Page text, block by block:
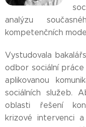
analýzu
kompetenčních
Vystudovala
odbor sociální
aplikovanou
sociálních služeb.
oblasti řešení
krizové intervenci